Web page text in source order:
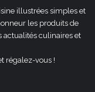
illustrées simples et
les produits de
actualités culinaires et
régalez-vous !